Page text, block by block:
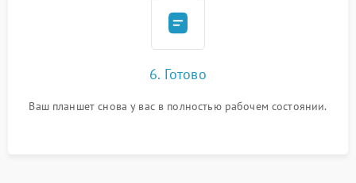
6. Готово
Ваш планшет снова у вас в полностью рабочем состоянии.